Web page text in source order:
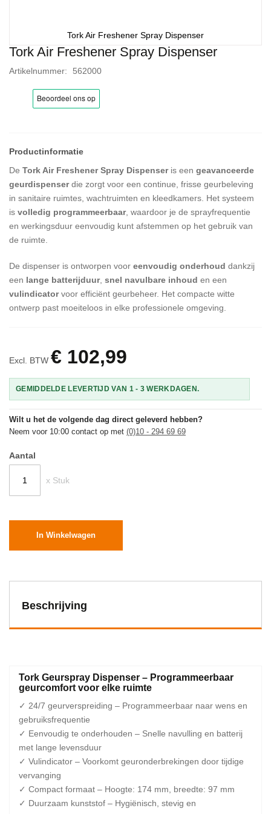
Tork Air Freshener Spray Dispenser
Artikelnummer 562000
De Tork Air Freshener Spray Dispenseris een geavanceerde
geurdispenserdie zorgt voor een continue, frisse geurbeleving
in sanitaire ruimtes, wachtruimten en kleedkamers. Het systeem
is volledig programmeerbaar, waardoor je de sprayfrequentie
en werkingsduur eenvoudig kunt afstemmen op het gebruik van
de ruimte.
De dispenser is ontworpen voor eenvoudig onderhoud dankzij
een lange batterijduur, snel navulbare inhoud en een
vulindicatorvoor efficiënt geurbeheer. Het compacte witte
ontwerp past moeiteloos in elke professionele omgeving.
Excl. BTW € 102,99
GEMIDDELDE LEVERTIJD VAN 1 - 3 WERKDAGEN.
Wilt u het de volgende dag direct geleverd hebben?
Neem voor 10:00 contact op met (0)10 - 294 69 69
Aantal
x Stuk
In Winkelwagen
Tork Air Freshener Spray Dispenser
Ga
het
Beschrijving
Tork Geurspray Dispenser – Programmeerbaar
geurcomfort voor elke ruimte
✓ 24/7 geurverspreiding – Programmeerbaar naar wens en
gebruiksfrequentie
✓ Eenvoudig te onderhouden – Snelle navulling en batterij
met lange levensduur
✓ Vulindicator – Voorkomt geuronderbrekingen door tijdige
vervanging
✓ Compact formaat – Hoogte: 174 mm, breedte: 97 mm
✓ Duurzaam kunststof – Hygiënisch, stevig en